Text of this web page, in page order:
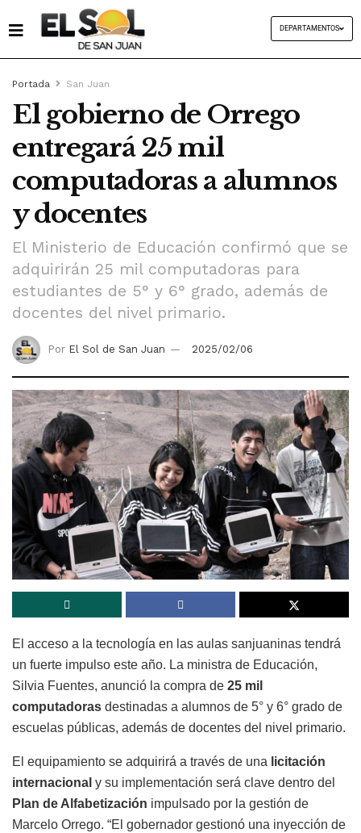
DEPARTAMENTOS
Portada San Juan
El gobierno de Orrego
entregará 25 mil
computadoras a alumnos
y docentes
El Ministerio de Educación confirmó que se
adquirirán 25 mil computadoras para
estudiantes de 5° y 6° grado, además de
docentes del nivel primario.
Por El Sol de San Juan 2025/02/06
El acceso a la tecnología en las aulas sanjuaninas tendrá
un fuerte impulso este año. La ministra de Educación,
Silvia Fuentes, anunció la compra de 25 mil
computadoras destinadas a alumnos de 5° y 6° grado de
escuelas públicas, además de docentes del nivel primario.
El equipamiento se adquirirá a través de una licitación
internacional y su implementación será clave dentro del
Plan de Alfabetización impulsado por la gestión de
Marcelo Orrego. “El gobernador gestionó una inyección de